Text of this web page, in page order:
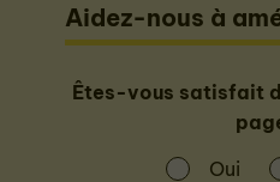
Aidez-nous à
Êtes-vous satisfait
Oui